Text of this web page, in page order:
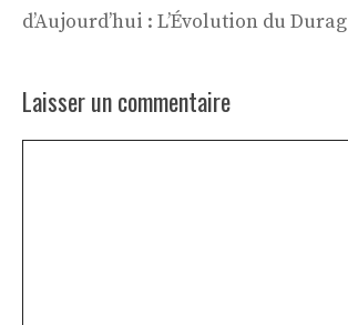
d’Aujourd’hui : L’Évolution du Durag
Laisser un commentaire